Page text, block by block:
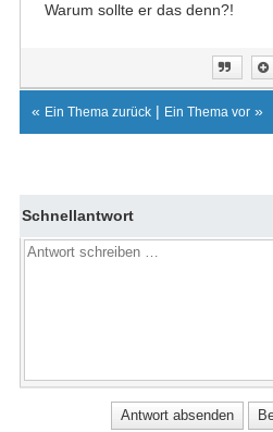
Warum sollte er das denn?!
« Ein Thema zurück| Ein Thema vor»
Schnellantwort